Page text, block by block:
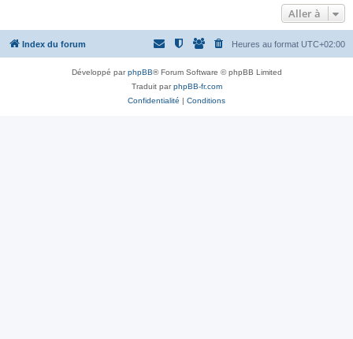
Aller à
Index du forum Heures au format UTC+02:00
Développé parphpBB® Forum Software © phpBB Limited
Traduit parphpBB-fr.com
Confidentialité | Conditions